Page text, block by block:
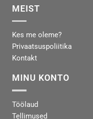
MEIST
Kes me oleme?
Privaatsuspoliitika
Kontakt
MINU KONTO
Töölaud
Tellimused